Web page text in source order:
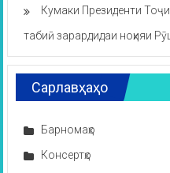
Кумаки Президенти
табиӣ зарардидаи ноҳияи
Сарлавҳаҳо
Барномаҳо
Консертҳо